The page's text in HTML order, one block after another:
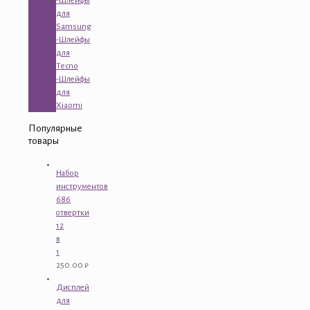
для
Samsung
-Шлейфы
для
Tecno
-Шлейфы
для
Xiaomi
Популярные
товары
Набор
инструментов
686
отвертки
12
в
1
250.00 ₽
Дисплей
для